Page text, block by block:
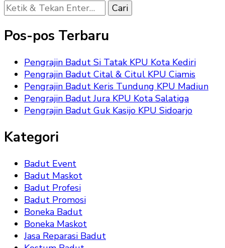
Mencari
Sesuatu?
Pos-pos Terbaru
Pengrajin Badut Si Tatak KPU Kota Kediri
Pengrajin Badut Cital & Citul KPU Ciamis
Pengrajin Badut Keris Tundung KPU Madiun
Pengrajin Badut Jura KPU Kota Salatiga
Pengrajin Badut Guk Kasijo KPU Sidoarjo
Kategori
Badut Event
Badut Maskot
Badut Profesi
Badut Promosi
Boneka Badut
Boneka Maskot
Jasa Reparasi Badut